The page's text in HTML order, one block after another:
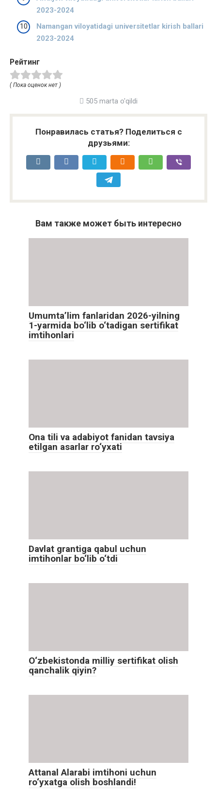
2023-2024
Namangan viloyatidagi universitetlar kirish ballari
2023-2024
Рейтинг
( Пока оценок нет )
505 marta o'qildi
Понравилась статья? Поделиться с
друзьями:
Вам также может быть интересно
Umumta’lim fanlaridan 2026-yilning
1-yarmida bo‘lib o‘tadigan sertifikat
imtihonlari
Ona tili va adabiyot fanidan tavsiya
etilgan asarlar ro‘yxati
Davlat grantiga qabul uchun
imtihonlar bo‘lib o‘tdi
O‘zbekistonda milliy sertifikat olish
qanchalik qiyin?
Attanal Alarabi imtihoni uchun
ro‘yxatga olish boshlandi!